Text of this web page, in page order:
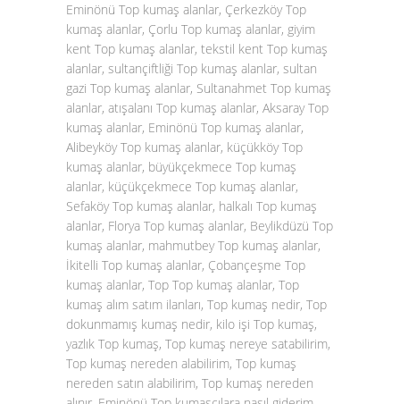
Eminönü Top kumaş alanlar, Çerkezköy Top
kumaş alanlar, Çorlu Top kumaş alanlar, giyim
kent Top kumaş alanlar, tekstil kent Top kumaş
alanlar, sultançiftliği Top kumaş alanlar, sultan
gazi Top kumaş alanlar, Sultanahmet Top kumaş
alanlar, atışalanı Top kumaş alanlar, Aksaray Top
kumaş alanlar, Eminönü Top kumaş alanlar,
Alibeyköy Top kumaş alanlar, küçükköy Top
kumaş alanlar, büyükçekmece Top kumaş
alanlar, küçükçekmece Top kumaş alanlar,
Sefaköy Top kumaş alanlar, halkalı Top kumaş
alanlar, Florya Top kumaş alanlar, Beylikdüzü Top
kumaş alanlar, mahmutbey Top kumaş alanlar,
İkitelli Top kumaş alanlar, Çobançeşme Top
kumaş alanlar, Top Top kumaş alanlar, Top
kumaş alım satım ilanları, Top kumaş nedir, Top
dokunmamış kumaş nedir, kilo işi Top kumaş,
yazlık Top kumaş, Top kumaş nereye satabilirim,
Top kumaş nereden alabilirim, Top kumaş
nereden satın alabilirim, Top kumaş nereden